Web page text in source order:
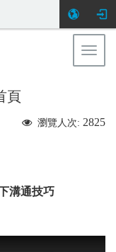
頁
瀏覽人次: 2825
溝通技巧